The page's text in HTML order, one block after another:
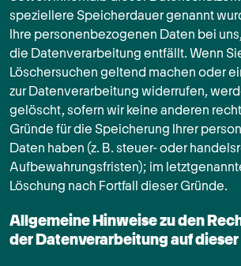
speziellere Speicherdauer genannt
Ihre personenbezogenen Daten bei
die Datenverarbeitung entfällt. Wenn
Löschersuchen geltend machen oder
zur Datenverarbeitung widerrufen,
gelöscht, sofern wir keine anderen
Gründe für die Speicherung Ihrer
Daten haben (z. B. steuer- oder
Aufbewahrungsfristen); im
Löschung nach Fortfall dieser Gründe.
Allgemeine Hinweise zu den
der Datenverarbeitung auf